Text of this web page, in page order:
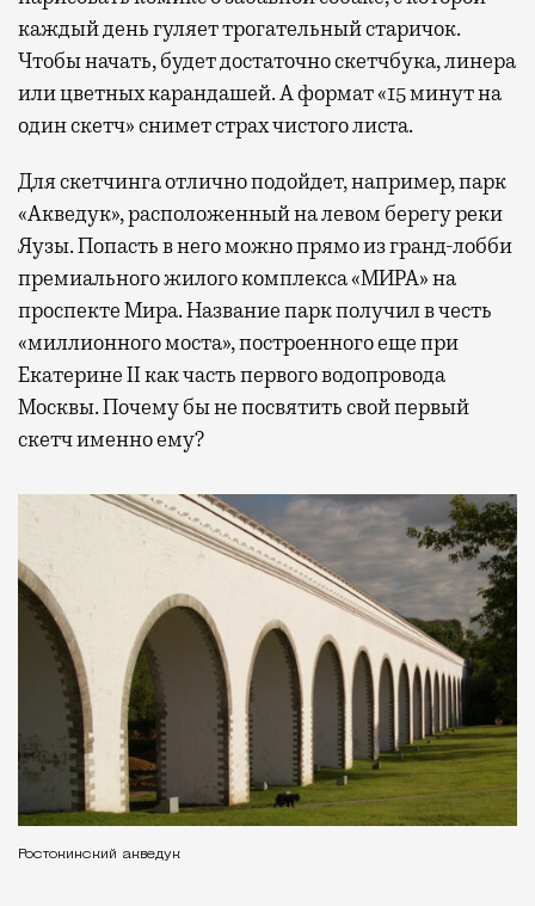
каждый день гуляет трогательный старичок.
Чтобы начать, будет достаточно скетчбука, линера
или цветных карандашей. А формат «15 минут на
один скетч» снимет страх чистого листа.
Для скетчинга отлично подойдет, например, парк
«Акведук», расположенный на левом берегу реки
Яузы. Попасть в него можно прямо из гранд-лобби
премиального жилого комплекса «МИРА» на
проспекте Мира. Название парк получил в честь
«миллионного моста», построенного еще при
Екатерине II как часть первого водопровода
Москвы. Почему бы не посвятить свой первый
скетч именно ему?
Ростокинский акведук